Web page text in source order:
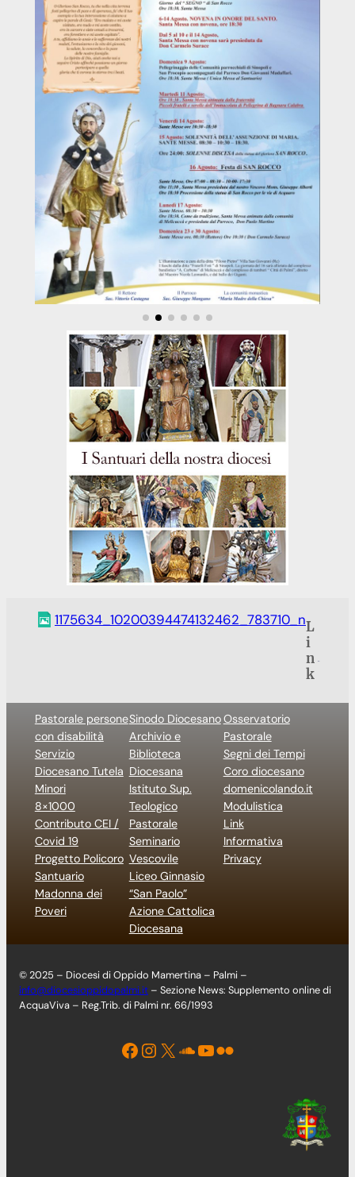
1175634_10200394474132462_783710_nL
i
n
k
Pastorale persone
con disabilità
Servizio
Diocesano Tutela
Minori
8×1000
Contributo CEI /
Covid 19
Progetto Policoro
Santuario
Madonna dei
Poveri
Sinodo Diocesano
Archivio e
Biblioteca
Diocesana
Istituto Sup.
Teologico
Pastorale
Seminario
Vescovile
Liceo Ginnasio
“San Paolo”
Azione Cattolica
Diocesana
Osservatorio
Pastorale
Segni dei Tempi
Coro diocesano
domenicolando.it
Modulistica
Link
Informativa
Privacy
© 2025 – Diocesi di Oppido Mamertina – Palmi –
info@diocesioppidopalmi.it – Sezione News: Supplemento online di
AcquaViva – Reg.Trib. di Palmi nr. 66/1993
Facebook Instagram X Soundcloud YouTube Flickr